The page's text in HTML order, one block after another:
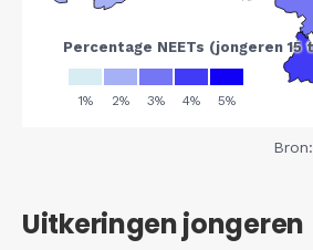
Bron:
Uitkeringen jongeren